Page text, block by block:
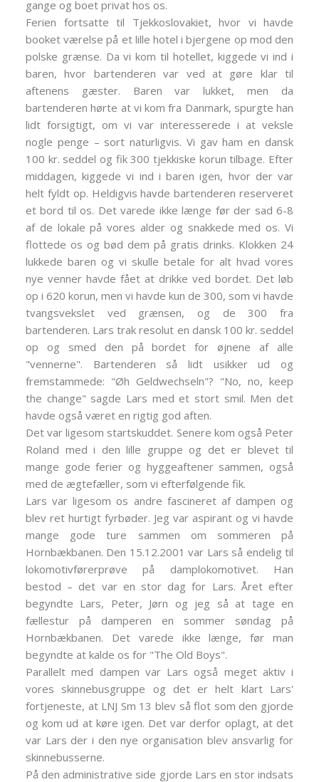
gange og boet privat hos os.
Ferien fortsatte til Tjekkoslovakiet, hvor vi havde
booket værelse på et lille hotel i bjergene op mod den
polske grænse. Da vi kom til hotellet, kiggede vi ind i
baren, hvor bartenderen var ved at gøre klar til
aftenens gæster. Baren var lukket, men da
bartenderen hørte at vi kom fra Danmark, spurgte han
lidt forsigtigt, om vi var interesserede i at veksle
nogle penge – sort naturligvis. Vi gav ham en dansk
100 kr. seddel og fik 300 tjekkiske korun tilbage. Efter
middagen, kiggede vi ind i baren igen, hvor der var
helt fyldt op. Heldigvis havde bartenderen reserveret
et bord til os. Det varede ikke længe før der sad 6-8
af de lokale på vores alder og snakkede med os. Vi
flottede os og bød dem på gratis drinks. Klokken 24
lukkede baren og vi skulle betale for alt hvad vores
nye venner havde fået at drikke ved bordet. Det løb
op i 620 korun, men vi havde kun de 300, som vi havde
tvangsvekslet ved grænsen, og de 300 fra
bartenderen. Lars trak resolut en dansk 100 kr. seddel
op og smed den på bordet for øjnene af alle
"vennerne". Bartenderen så lidt usikker ud og
fremstammede: "Øh Geldwechseln"? "No, no, keep
the change" sagde Lars med et stort smil. Men det
havde også været en rigtig god aften.
Det var ligesom startskuddet. Senere kom også Peter
Roland med i den lille gruppe og det er blevet til
mange gode ferier og hyggeaftener sammen, også
med de ægtefæller, som vi efterfølgende fik.
Lars var ligesom os andre fascineret af dampen og
blev ret hurtigt fyrbøder. Jeg var aspirant og vi havde
mange gode ture sammen om sommeren på
Hornbækbanen. Den 15.12.2001 var Lars så endelig til
lokomotivførerprøve på damplokomotivet. Han
bestod – det var en stor dag for Lars. Året efter
begyndte Lars, Peter, Jørn og jeg så at tage en
fællestur på damperen en sommer søndag på
Hornbækbanen. Det varede ikke længe, før man
begyndte at kalde os for "The Old Boys".
Parallelt med dampen var Lars også meget aktiv i
vores skinnebusgruppe og det er helt klart Lars'
fortjeneste, at LNJ Sm 13 blev så flot som den gjorde
og kom ud at køre igen. Det var derfor oplagt, at det
var Lars der i den nye organisation blev ansvarlig for
skinnebusserne.
På den administrative side gjorde Lars en stor indsats